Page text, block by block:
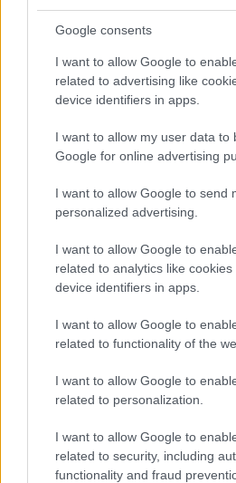
Google consents
I want to allow Google to
related to advertising like
device identifiers in apps.
I want to allow my user data to
Google for online advertising
I want to allow Google to send
personalized advertising.
I want to allow Google to
related to analytics like
device identifiers in apps.
I want to allow Google to
related to functionality of the
I want to allow Google to
related to personalization.
I want to allow Google to
related to security, including
functionality and fraud
Karstums ir ideāls
baktērijām: produkti,
kuri siltumā kļūst
stundām
19
Atcelt